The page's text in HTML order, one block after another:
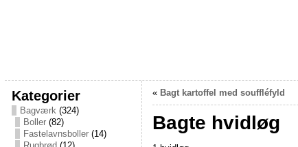
Kategorier
Bagværk(324)
Boller(82)
Fastelavnsboller(14)
« Bagt kartoffel med souffléfyld
Bagte hvidløg